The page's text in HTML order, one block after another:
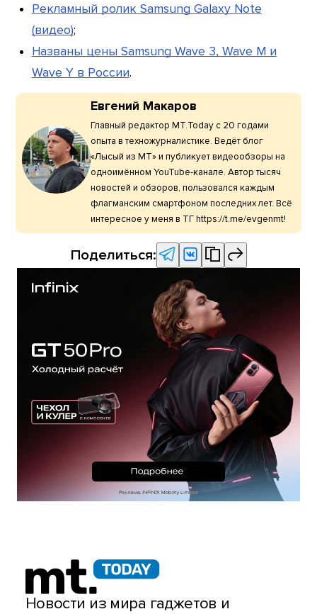
Рекламный ролик Samsung Galaxy Note
(видео);
Названы цены Samsung Wave 3, Wave M и
Wave Y в России.
Евгений Макаров
Главный редактор МТ.Today с 20 годами
опыта в техножурналистике. Ведёт блог
«Лысый из МТ» и публикует видеообзоры на
одноимённом YouTube-канале. Автор тысяч
новостей и обзоров, пользовался каждым
флагманским смартфоном последних лет. Всё
интересное у меня в ТГ https://t.me/evgenmt!
Поделиться:
Новости из мира гаджетов и